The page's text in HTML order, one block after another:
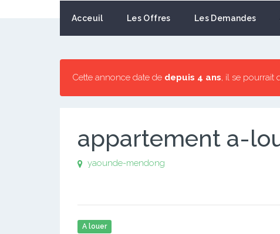
Acceuil Les Offres Les Demandes
Cette annonce date de depuis 4 ans, il se pourrait
appartement a-
yaounde-mendong
A louer